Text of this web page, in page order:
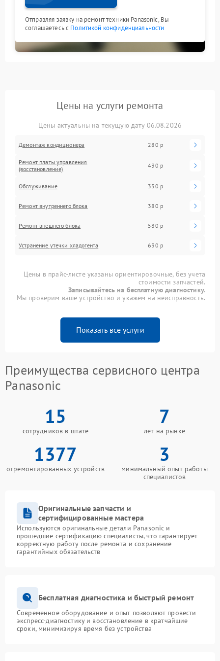
Отправляя заявку на ремонт техники Panasonic, Вы
соглашаетесь с Политикой конфиденциальности
Цены на услуги ремонта
Цены актуальны на текущую дату 06.08.2026
Демонтаж кондиционера 280 р
Ремонт платы управления
(восстановление)
430 р
Обслуживание 330 р
Ремонт внутреннего блока 380 р
Ремонт внешнего блока 580 р
Устранение утечки хладогента 630 р
Цены в прайс-листе указаны ориентировочные, без учета
стоимости запчастей.
Записывайтесь на бесплатную диагностику.
Мы проверим ваше устройство и укажем на неисправность.
Показать все услуги
Преимущества сервисного центра
Panasonic
15
сотрудников в штате
7
лет на рынке
1377
отремонтированных устройств
3
минимальный опыт работы
специалистов
Оригинальные запчасти и
сертифицированные мастера
Используются оригинальные детали Panasonic и
прошедшие сертификацию специалисты, что гарантирует
корректную работу после ремонта и сохранение
гарантийных обязательств
Бесплатная диагностика и быстрый ремонт
Современное оборудование и опыт позволяют провести
экспресс-диагностику и восстановление в кратчайшие
сроки, минимизируя время без устройства